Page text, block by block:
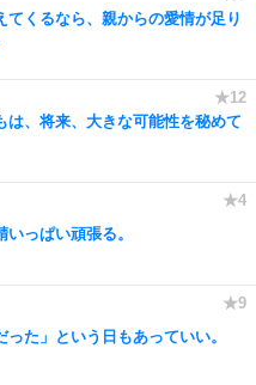
てくるなら、親からの愛情が足り
は、将来、大きな可能性を秘めて
っぱい頑張る。
った」という日もあっていい。